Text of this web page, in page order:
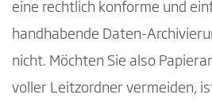
eine rechtlich konforme und
handhabende Daten-
nicht. Möchten Sie also
voller Leitzordner vermeiden,